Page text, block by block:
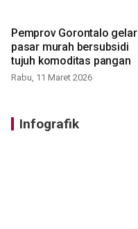
Pemprov Gorontalo gelar
pasar murah bersubsidi
tujuh komoditas pangan
Rabu, 11 Maret 2026
Infografik